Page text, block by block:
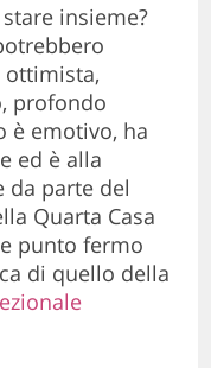
insieme?
ottimista,
profondo
è emotivo, ha
ed è alla
da parte del
Quarta Casa
punto fermo
di quello della